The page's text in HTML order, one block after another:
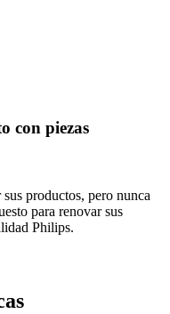
con piezas
productos, pero nunca
para renovar sus
Philips.